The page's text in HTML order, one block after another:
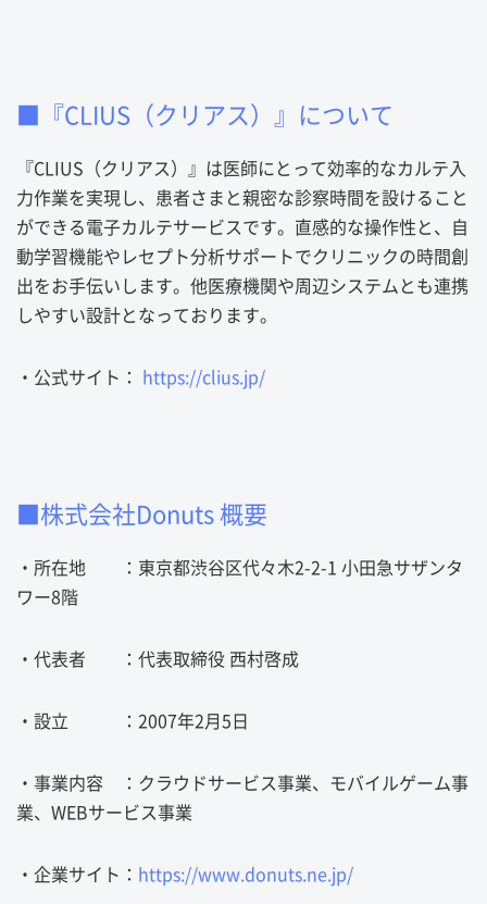
『CLIUS（クリアス）』について
『CLIUS（クリアス）』は医師にとって効率的なカルテ入
力作業を実現し、患者さまと親密な診察時間を設けること
ができる電子カルテサービスです。直感的な操作性と、自
動学習機能やレセプト分析サポートでクリニックの時間創
出をお手伝いします。他医療機関や周辺システムとも連携
しやすい設計となっております。
・公式サイト： https://clius.jp/
■株式会社Donuts 概要
・所在地 ：東京都渋谷区代々木2-2-1 小田急サザンタ
ワー8階
・代表者 ：代表取締役 西村啓成
・設立 ：2007年2月5日
・事業内容 ：クラウドサービス事業、モバイルゲーム事
業、WEBサービス事業
・企業サイト： https://www.donuts.ne.jp/